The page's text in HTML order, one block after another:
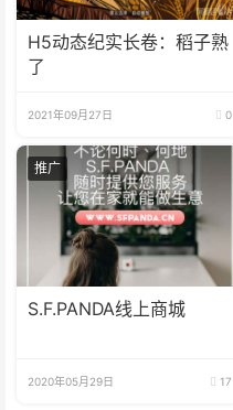
H5动态纪实长卷：稻子熟
了
2021年09月27日 0
推广
S.F.PANDA线上商城
2020年05月29日 17